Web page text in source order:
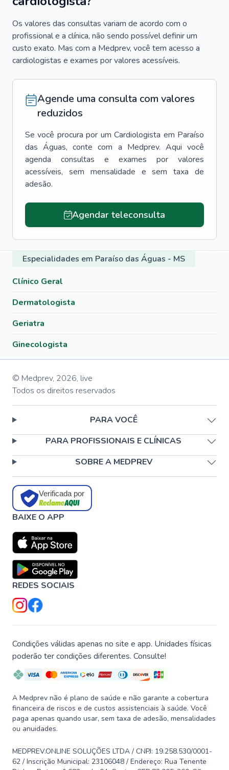
Os valores das consultas variam de acordo com o
profissional e a clínica, não sendo possível definir um
custo exato. Mas com a Medprev, você tem acesso a
cardiologistas e exames por valores acessíveis.
Agende uma consulta com valores
reduzidos
Se você procura por um Cardiologista em Paraíso
das Águas, conte com a Medprev. Aqui você
agenda consultas e exames por valores
acessíveis, sem mensalidade e sem taxa de
adesão.
Agendar teleconsulta
Especialidades em Paraíso das Águas - MS
Clínico Geral
Dermatologista
Geriatra
Ginecologista
© Medprev, 2026, live
Todos os direitos reservados
PARA VOCÊ
PARA PROFISSIONAIS E CLÍNICAS
SOBRE A MEDPREV
Verificada por
BAIXE O APP
REDES SOCIAIS
Condições válidas apenas no site e app. Unidades físicas
poderão ter condições diferentes. Consulte!
A Medprev não é plano de saúde e não garante a cobertura
financeira de riscos e de custos assistenciais à saúde. Você
paga apenas quando usar, sem taxa de adesão, mensalidades
ou anuidades.
MEDPREV.ONLINE SOLUÇÕES LTDA / CNPJ: 19.258.530/0001-
62 / Inscrição Municipal: 23106048 / Endereço: Rua Tenente